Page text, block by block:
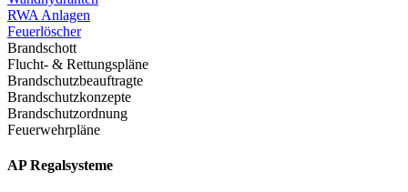
RWA Anlagen
Feuerlöscher
Brandschott
Flucht- & Rettungspläne
Brandschutzbeauftragte
Brandschutzkonzepte
Brandschutzordnung
Feuerwehrpläne
AP Regalsysteme